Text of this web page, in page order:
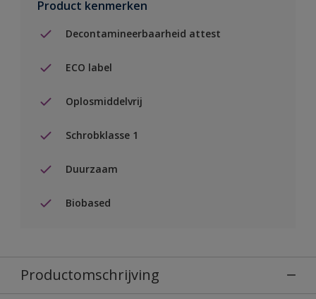
Product kenmerken
Decontamineerbaarheid attest
ECO label
Oplosmiddelvrij
Schrobklasse 1
Duurzaam
Biobased
Productomschrijving